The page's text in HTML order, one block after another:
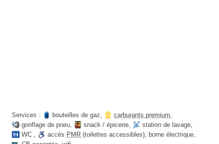
Services : bouteilles de gaz, carburants premium,
gonflage de pneu, snack / épicerie, station de lavage,
WC , accès PMR (toilettes accessibles), borne électrique,